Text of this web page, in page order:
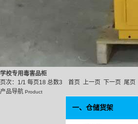
学校专用毒害品柜
页次：1/1 每页18 总数3 首页 上一页 下一页 尾
产品导航 Product
一、仓储货架